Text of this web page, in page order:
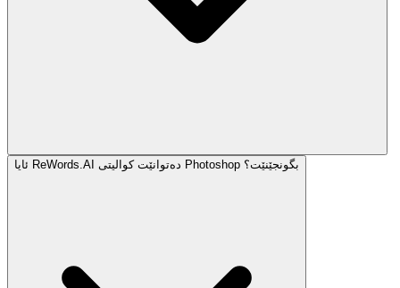
ئایا ReWords.AI دەتوانێت کوالیتی Photoshop بگونجێنێت؟